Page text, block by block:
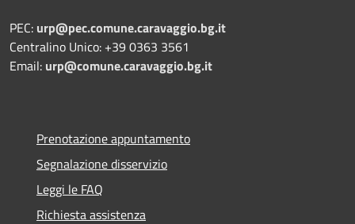
PEC: urp@pec.comune.caravaggio.bg.it
Centralino Unico: +39 0363 3561
Email: urp@comune.caravaggio.bg.it
Prenotazione appuntamento
Segnalazione disservizio
Leggi le FAQ
Richiesta assistenza